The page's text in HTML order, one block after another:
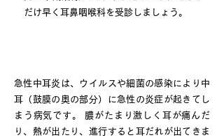
だけ早く耳鼻咽喉科を受診しましょう。
急性中耳炎は、ウイルスや細菌の感染により中
耳（鼓膜の奥の部分）に急性の炎症が起きてし
まう病気です。 膿がたまり激しく耳が痛んだ
り、熱が出たり、進行すると耳だれが出てきま